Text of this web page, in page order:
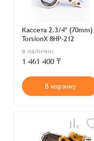
Кассета 2.3/4" (70mm)
TorsionX 8HP-212
в наличии
1 461 400 ₸
В корзину